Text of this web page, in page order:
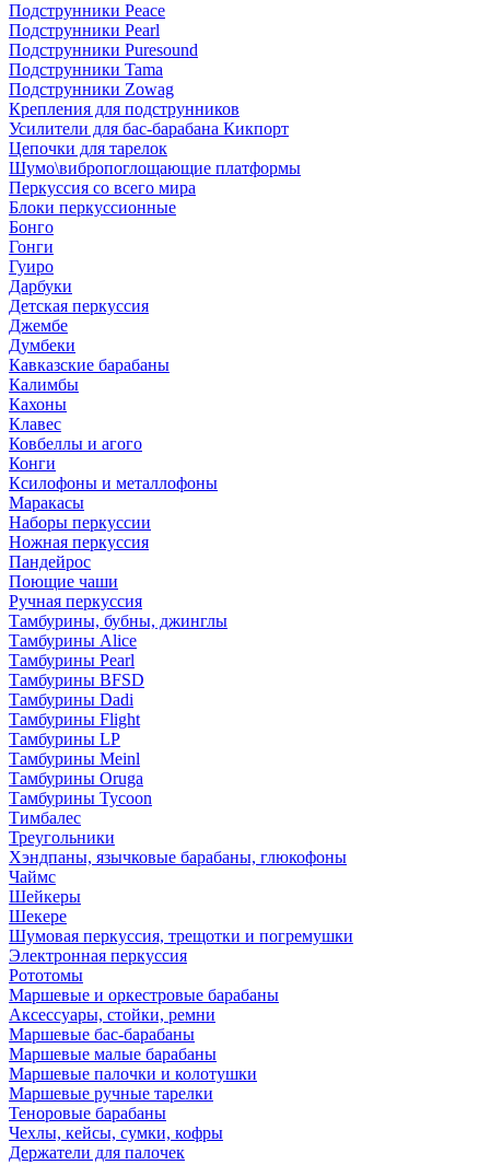
Подструнники Peace
Подструнники Pearl
Подструнники Puresound
Подструнники Tama
Подструнники Zowag
Крепления для подструнников
Усилители для бас-барабана Кикпорт
Цепочки для тарелок
Шумо\вибропоглощающие платформы
Перкуссия со всего мира
Блоки перкуссионные
Бонго
Гонги
Гуиро
Дарбуки
Детская перкуссия
Джембе
Думбеки
Кавказские барабаны
Калимбы
Кахоны
Клавес
Ковбеллы и агого
Конги
Ксилофоны и металлофоны
Маракасы
Наборы перкуссии
Ножная перкуссия
Пандейрос
Поющие чаши
Ручная перкуссия
Тамбурины, бубны, джинглы
Тамбурины Alice
Тамбурины Pearl
Тамбурины BFSD
Тамбурины Dadi
Тамбурины Flight
Тамбурины LP
Тамбурины Meinl
Тамбурины Oruga
Тамбурины Tycoon
Тимбалес
Треугольники
Хэндпаны, язычковые барабаны, глюкофоны
Чаймс
Шейкеры
Шекере
Шумовая перкуссия, трещотки и погремушки
Электронная перкуссия
Рототомы
Маршевые и оркестровые барабаны
Аксессуары, стойки, ремни
Маршевые бас-барабаны
Маршевые малые барабаны
Маршевые палочки и колотушки
Маршевые ручные тарелки
Теноровые барабаны
Чехлы, кейсы, сумки, кофры
Держатели для палочек